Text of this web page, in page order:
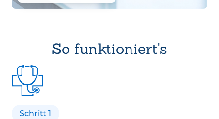
So funktioniert's
Schritt 1